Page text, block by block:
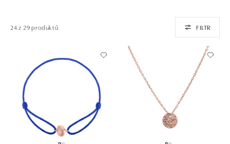
24 z 29 produktů FILTR